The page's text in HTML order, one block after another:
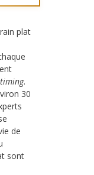
plat
.
30
de
sont